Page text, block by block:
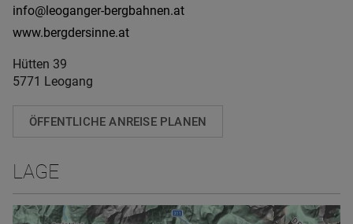
info@leoganger-bergbahnen.at
www.bergdersinne.at
Hütten 39
5771 Leogang
ÖFFENTLICHE ANREISE PLANEN
LAGE